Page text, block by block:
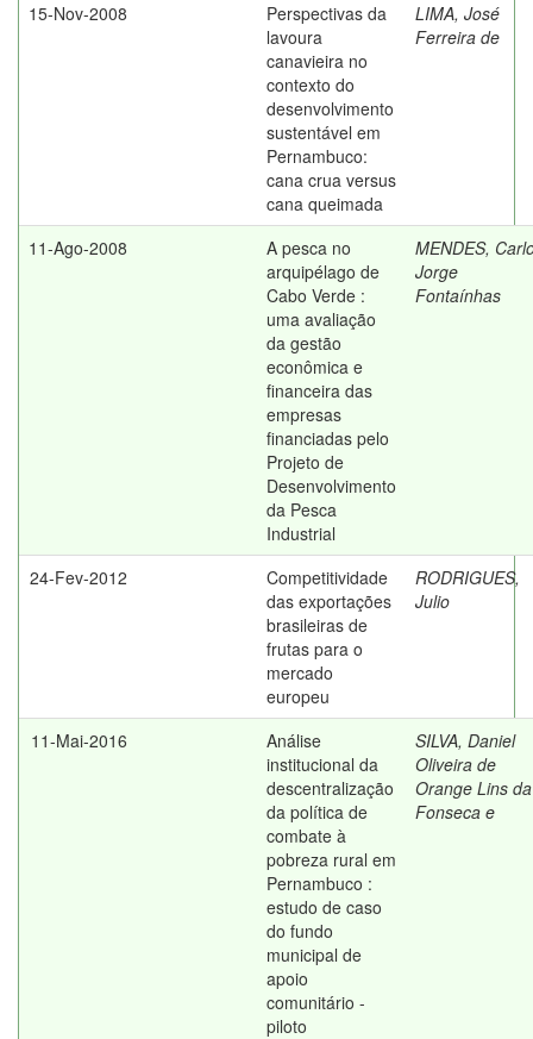
15-Nov-2008
Perspectivas da
lavoura
canavieira no
contexto do
desenvolvimento
sustentável em
Pernambuco:
cana crua versus
cana queimada
LIMA, José
Ferreira de
11-Ago-2008
A pesca no
arquipélago de
Cabo Verde :
uma avaliação
da gestão
econômica e
financeira das
empresas
financiadas pelo
Projeto de
Desenvolvimento
da Pesca
Industrial
MENDES,
Jorge
Fontaínhas
24-Fev-2012
Competitividade
das exportações
brasileiras de
frutas para o
mercado
europeu
RODRIGUES,
Julio
11-Mai-2016
Análise
institucional da
descentralização
da política de
combate à
pobreza rural em
Pernambuco :
estudo de caso
do fundo
municipal de
apoio
comunitário -
piloto
SILVA, Daniel
Oliveira de
Orange Lins da
Fonseca e